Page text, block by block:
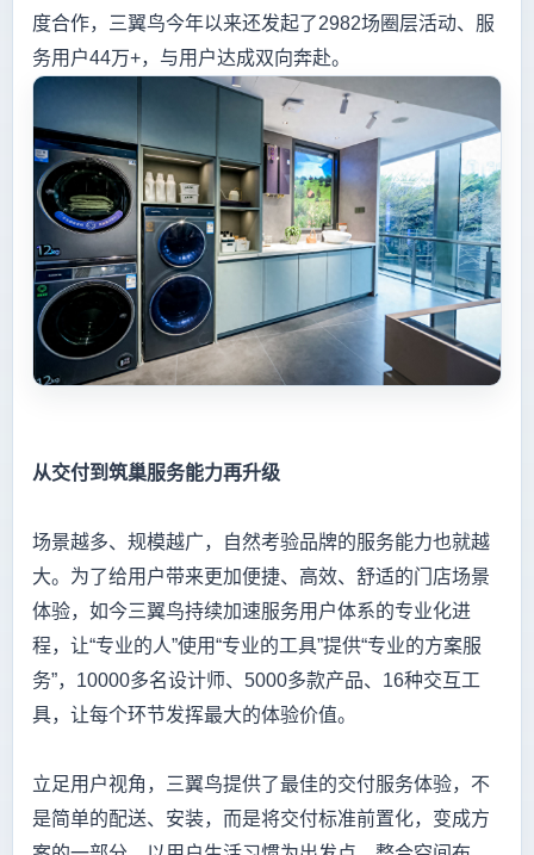
度合作，三翼鸟今年以来还发起了2982场圈层活动、服
务用户44万+，与用户达成双向奔赴。
从交付到筑巢服务能力再升级
场景越多、规模越广，自然考验品牌的服务能力也就越
大。为了给用户带来更加便捷、高效、舒适的门店场景
体验，如今三翼鸟持续加速服务用户体系的专业化进
程，让“专业的人”使用“专业的工具”提供“专业的方案服
务”，10000多名设计师、5000多款产品、16种交互工
具，让每个环节发挥最大的体验价值。
立足用户视角，三翼鸟提供了最佳的交付服务体验，不
是简单的配送、安装，而是将交付标准前置化，变成方